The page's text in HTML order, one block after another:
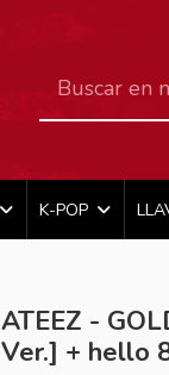
K-POP
ATEEZ -
Ver.] + hello